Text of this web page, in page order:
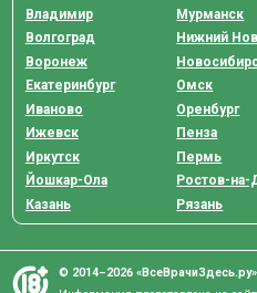
Владимир
Волгоград
Воронеж
Екатеринбург
Иваново
Ижевск
Иркутск
Йошкар-Ола
Казань
Мурманск
Нижний
Омск
Оренбург
Пенза
Пермь
Ростов-на-
Рязань
© 2014–2026 «ВсеВрачиЗдесь.ру»